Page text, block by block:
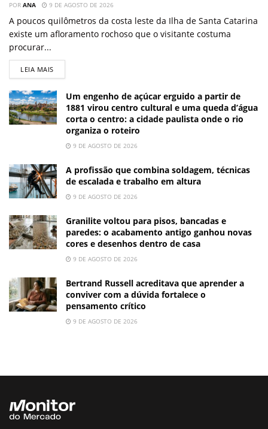
POR ANA 9 DE AGOSTO DE 2026
A poucos quilômetros da costa leste da Ilha de Santa Catarina
existe um afloramento rochoso que o visitante costuma
procurar...
LEIA MAIS
Um engenho de açúcar erguido a partir de
1881 virou centro cultural e uma queda d’água
corta o centro: a cidade paulista onde o rio
organiza o roteiro
9 DE AGOSTO DE 2026
A profissão que combina soldagem, técnicas
de escalada e trabalho em altura
9 DE AGOSTO DE 2026
Granilite voltou para pisos, bancadas e
paredes: o acabamento antigo ganhou novas
cores e desenhos dentro de casa
9 DE AGOSTO DE 2026
Bertrand Russell acreditava que aprender a
conviver com a dúvida fortalece o
pensamento crítico
9 DE AGOSTO DE 2026